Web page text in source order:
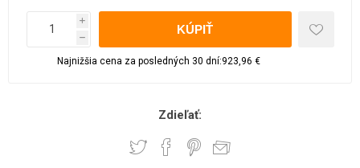
i
h
Najnižšia cena za posledných 30 dní:923,96 €
Zdieľať: